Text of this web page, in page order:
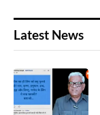
Latest News